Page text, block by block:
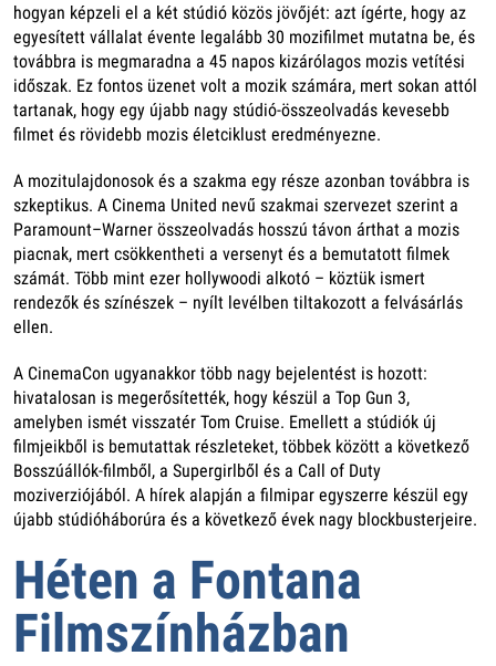
hogyan képzeli el a két stúdió közös jövőjét: azt ígérte, hogy az
egyesített vállalat évente legalább 30 mozifilmet mutatna be, és
továbbra is megmaradna a 45 napos kizárólagos mozis vetítési
időszak. Ez fontos üzenet volt a mozik számára, mert sokan attól
tartanak, hogy egy újabb nagy stúdió-összeolvadás kevesebb
filmet és rövidebb mozis életciklust eredményezne.
A mozitulajdonosok és a szakma egy része azonban továbbra is
szkeptikus. A Cinema United nevű szakmai szervezet szerint a
Paramount–Warner összeolvadás hosszú távon árthat a mozis
piacnak, mert csökkentheti a versenyt és a bemutatott filmek
számát. Több mint ezer hollywoodi alkotó – köztük ismert
rendezők és színészek – nyílt levélben tiltakozott a felvásárlás
ellen.
A CinemaCon ugyanakkor több nagy bejelentést is hozott:
hivatalosan is megerősítették, hogy készül a Top Gun 3,
amelyben ismét visszatér Tom Cruise. Emellett a stúdiók új
filmjeikből is bemutattak részleteket, többek között a következő
Bosszúállók-filmből, a Supergirlből és a Call of Duty
moziverziójából. A hírek alapján a filmipar egyszerre készül egy
újabb stúdióháborúra és a következő évek nagy blockbusterjeire.
Héten a Fontana
Filmszínházban